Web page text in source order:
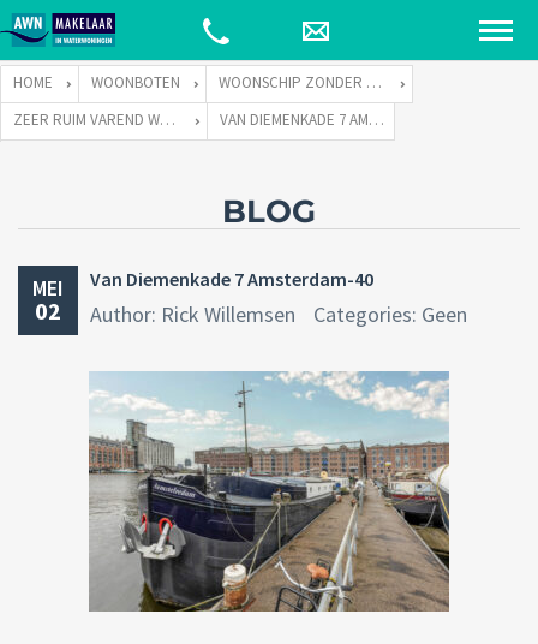
HOME WOONBOTEN
WOONSCHIP ZONDER LIGPLAATS
ZEER RUIM VAREND WOONSCHIP ZONDER LIGPLAATS
VAN DIEMENKADE 7 AMSTERDAM-40
BLOG
MEI
02
Van Diemenkade 7 Amsterdam-40
Author: Rick Willemsen Categories: Geen